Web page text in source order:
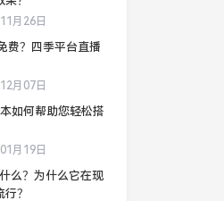
月26日
费？四季平台直播
月07日
如何帮助您轻松搭
月19日
么？为什么它在现
？